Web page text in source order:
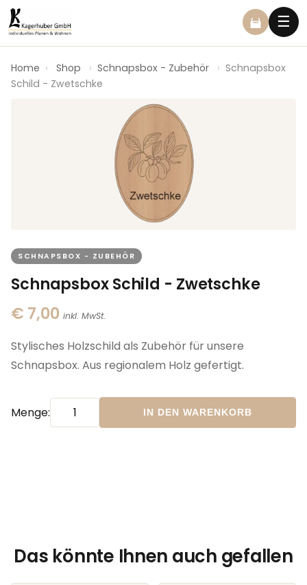
☰
Home › Shop › Schnapsbox - Zubehör › Schnapsbox
Schild - Zwetschke
SCHNAPSBOX - ZUBEHÖR
Schnapsbox Schild - Zwetschke
€ 7,00 inkl. MwSt.
Stylisches Holzschild als Zubehör für unsere
Schnapsbox. Aus regionalem Holz gefertigt.
Menge: IN DEN WARENKORB
Das könnte Ihnen auch gefallen